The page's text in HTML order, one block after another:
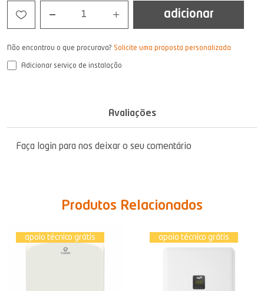
1 adicionar
Não encontrou o que procurava? Solicite uma proposta personalizada
Adicionar serviço de instalação
Avaliações
Faça login para nos deixar o seu comentário
Produtos Relacionados
apoio técnico grátis apoio técnico grátis